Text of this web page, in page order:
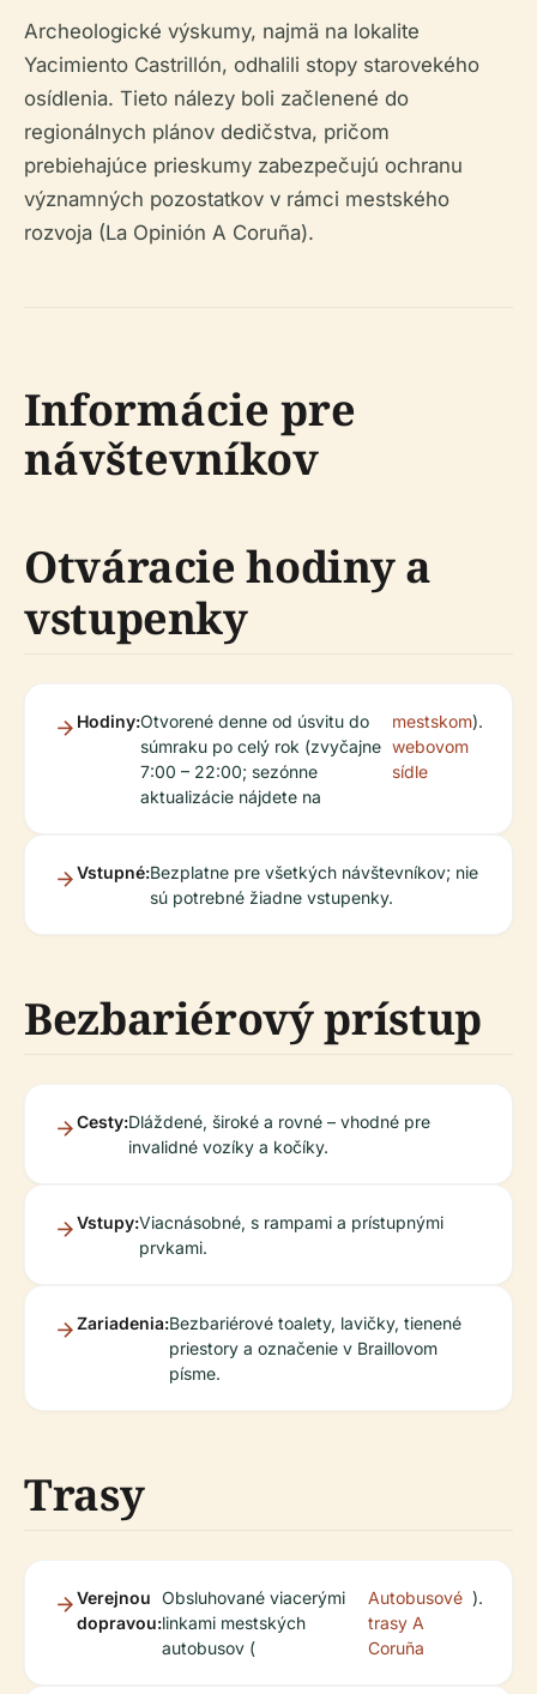
Archeologické výskumy, najmä na lokalite
Yacimiento Castrillón, odhalili stopy starovekého
osídlenia. Tieto nálezy boli začlenené do
regionálnych plánov dedičstva, pričom
prebiehajúce prieskumy zabezpečujú ochranu
významných pozostatkov v rámci mestského
rozvoja (La Opinión A Coruña).
Informácie pre
návštevníkov
Otváracie hodiny a
vstupenky
Hodiny:Otvorené denne od úsvitu do
súmraku po celý rok (zvyčajne
7:00 – 22:00; sezónne
aktualizácie nájdete na
mestskom
webovom
sídle
).
Vstupné:Bezplatne pre všetkých návštevníkov; nie
sú potrebné žiadne vstupenky.
Bezbariérový prístup
Cesty:Dláždené, široké a rovné – vhodné pre
invalidné vozíky a kočíky.
Vstupy:Viacnásobné, s rampami a prístupnými
prvkami.
Zariadenia:Bezbariérové toalety, lavičky, tienené
priestory a označenie v Braillovom
písme.
Trasy
Verejnou
dopravou:
Obsluhované viacerými
linkami mestských
autobusov (
Autobusové
trasy A
Coruña
).